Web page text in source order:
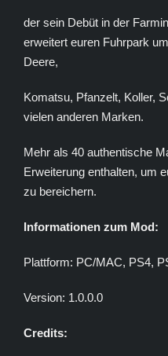
der sein Debüt in der
erweitert euren Fuhrpark
Deere,
Komatsu, Pfanzelt, Koller,
vielen anderen Marken.
Mehr als 40 authentische
Erweiterung enthalten, um
zu bereichern.
Informationen zum Mod:
Plattform: PC/MAC, PS4,
Version: 1.0.0.0
Credits: